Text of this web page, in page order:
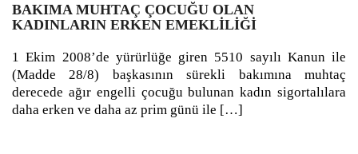
BAKIMA MUHTAÇ ÇOCUĞU OLAN
KADINLARIN ERKEN EMEKLILIĞI
1 Ekim 2008’de yürürlüğe giren 5510 sayılı Kanun ile
(Madde 28/8) başkasının sürekli bakımına muhtaç
derecede ağır engelli çocuğu bulunan kadın sigortalılara
daha erken ve daha az prim günü ile […]